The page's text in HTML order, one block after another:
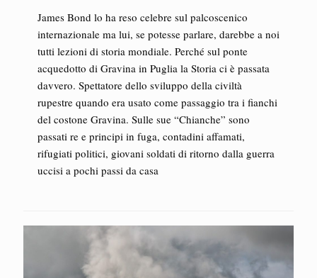
James Bond lo ha reso celebre sul palcoscenico
internazionale ma lui, se potesse parlare, darebbe a noi
tutti lezioni di storia mondiale. Perché sul ponte
acquedotto di Gravina in Puglia la Storia ci è passata
davvero. Spettatore dello sviluppo della civiltà
rupestre quando era usato come passaggio tra i fianchi
del costone Gravina. Sulle sue “Chianche” sono
passati re e principi in fuga, contadini affamati,
rifugiati politici, giovani soldati di ritorno dalla guerra
uccisi a pochi passi da casa